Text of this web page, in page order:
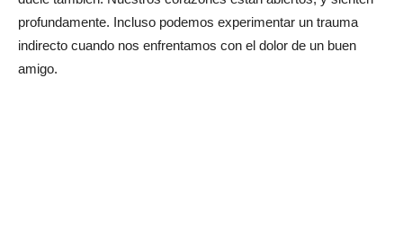
profundamente. Incluso podemos experimentar un trauma
indirecto cuando nos enfrentamos con el dolor de un buen
amigo.